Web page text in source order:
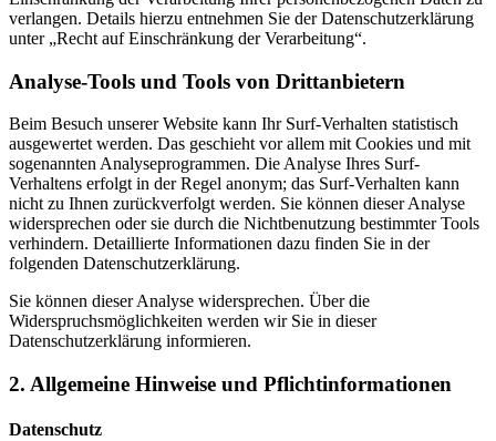
verlangen. Details hierzu entnehmen Sie der Datenschutzerklärung
unter „Recht auf Einschränkung der Verarbeitung“.
Analyse-Tools und Tools von Drittanbietern
Beim Besuch unserer Website kann Ihr Surf-Verhalten statistisch
ausgewertet werden. Das geschieht vor allem mit Cookies und mit
sogenannten Analyseprogrammen. Die Analyse Ihres Surf-
Verhaltens erfolgt in der Regel anonym; das Surf-Verhalten kann
nicht zu Ihnen zurückverfolgt werden. Sie können dieser Analyse
widersprechen oder sie durch die Nichtbenutzung bestimmter Tools
verhindern. Detaillierte Informationen dazu finden Sie in der
folgenden Datenschutzerklärung.
Sie können dieser Analyse widersprechen. Über die
Widerspruchsmöglichkeiten werden wir Sie in dieser
Datenschutzerklärung informieren.
2. Allgemeine Hinweise und Pflichtinformationen
Datenschutz